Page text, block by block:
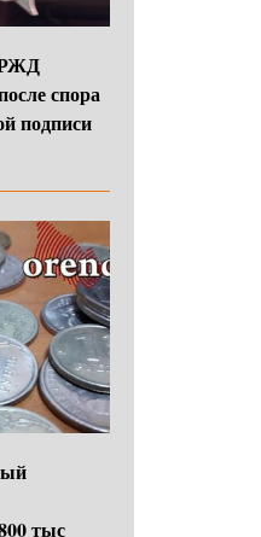
РЖД
спора
подписи
тыс